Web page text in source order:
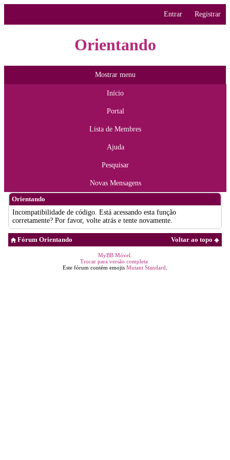
Entrar Registrar
Orientando
Mostrar menu
Início
Portal
Lista de Membres
Ajuda
Pesquisar
Novas Mensagens
Orientando
Incompatibilidade de código. Está acessando esta função
corretamente? Por favor, volte atrás e tente novamente.
Voltar ao topo
Fórum Orientando
MyBB Móvel
Trocar para versão completa
Este fórum contém emojis Mutant Standard